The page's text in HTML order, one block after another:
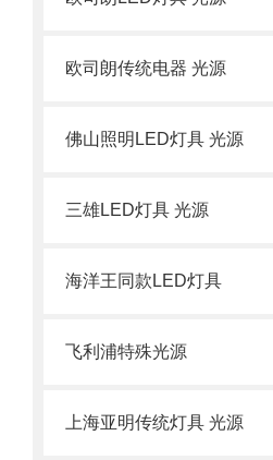
欧司朗传统电器 光源
佛山照明LED灯具 光源
三雄LED灯具 光源
海洋王同款LED灯具
飞利浦特殊光源
上海亚明传统灯具 光源